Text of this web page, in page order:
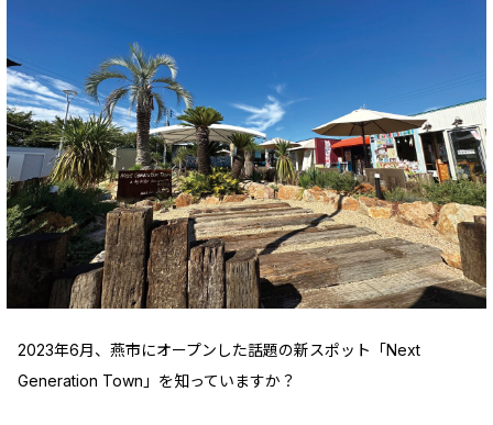
2023年6月、燕市にオープンした話題の新スポット「Next
Generation Town」を知っていますか？